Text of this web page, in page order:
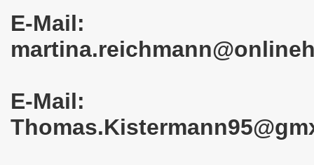
E-Mail:
E-Mail:
Saale setzt am 27.01.2024 Verbot der MLPD-Fahne
zeigt am 05.02.2024 Flagge um 17.30 Uhr
gestorben - Nachruf der Koordinierungsgruppe
Bewegung: Protest gegen Arbeitsplatzvernichtung